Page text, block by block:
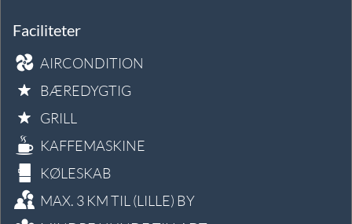
Faciliteter
AIRCONDITION
BÆREDYGTIG
GRILL
KAFFEMASKINE
KØLESKAB
MAX. 3 KM TIL (LILLE) BY